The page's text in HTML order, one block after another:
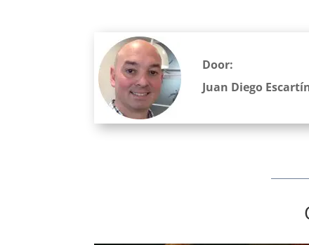
Door:
Juan Diego